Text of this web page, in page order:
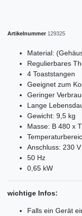
Artikelnummer 129325
Material:
Regulierbares
4 Toaststangen
Geeignet zum
Geringer
Lange
Gewicht: 9,5 kg
Masse: B 480 x
Anschluss: 230 V
50 Hz
0,65 kW
wichtige Infos:
Falls ein Gerät